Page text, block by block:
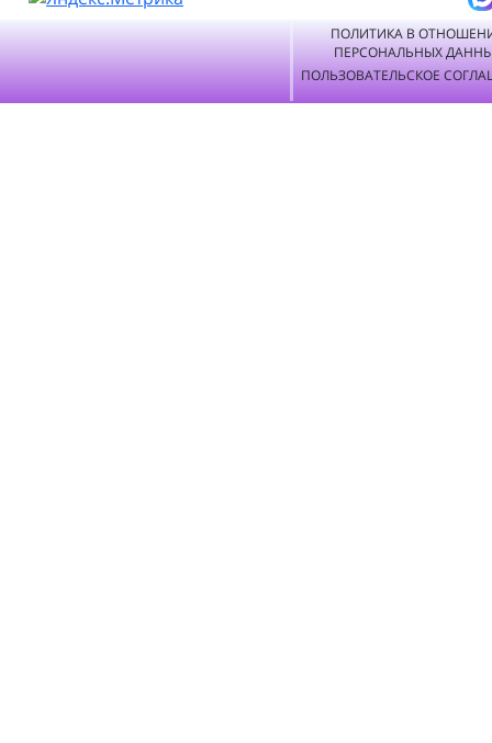
ПОЛИТИКА В
ПЕРСОНАЛЬНЫХ
ПОЛЬЗОВАТЕЛЬСКОЕ